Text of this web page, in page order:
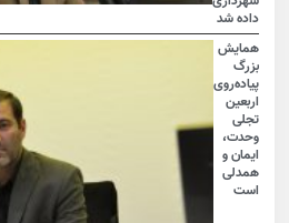
داده شد
همایش
بزرگ
پیاده‌روی
اربعین
تجلی
وحدت،
ایمان و
همدلی
است